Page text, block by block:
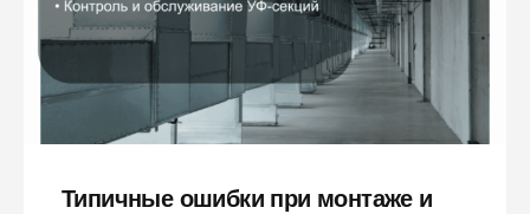
Типичные ошибки при монтаже и